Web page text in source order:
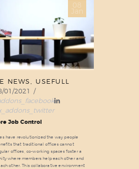
08
Jan
NEWS
USEFULL
01/2021
Job Control
have revolutionized the way people
that traditional offices cannot
offices, co-working spaces foster a
where members help each other and
other. This collaborative environment